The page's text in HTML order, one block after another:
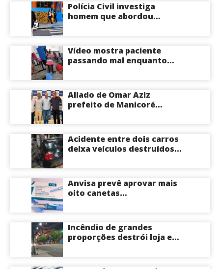
Polícia Civil investiga
homem que abordou
Vídeo mostra paciente
passando mal enquanto
Aliado de Omar Aziz
prefeito de Manicoré
Acidente entre dois carros
deixa veículos destruídos
Anvisa prevê aprovar mais
oito canetas
Incêndio de grandes
proporções destrói loja e